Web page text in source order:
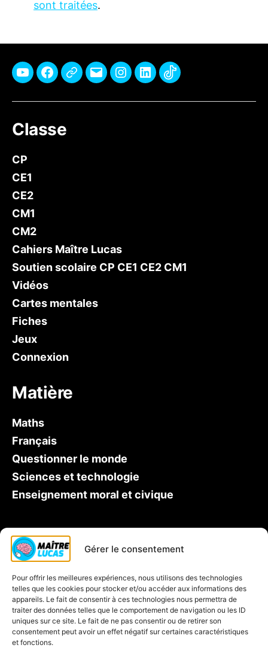
Gérer le consentement
Pour offrir les meilleures expériences, nous utilisons des technologies
telles que les cookies pour stocker et/ou accéder aux informations des
appareils. Le fait de consentir à ces technologies nous permettra de
traiter des données telles que le comportement de navigation ou les ID
uniques sur ce site. Le fait de ne pas consentir ou de retirer son
consentement peut avoir un effet négatif sur certaines caractéristiques
et fonctions.
sont traitées.
YoutubeFacebook
Pinterest
E-
Instagram
LinkedinTikTok
Classe
CP
CE1
CE2
CM1
CM2
Cahiers Maître Lucas
Soutien scolaire CP CE1 CE2 CM1
Vidéos
Cartes mentales
Fiches
Jeux
Connexion
Matière
Maths
Français
Questionner le monde
Sciences et technologie
Enseignement moral et civique
Qui est Maître Lucas ?
Soutien scolaire CP
Contactez-nous
Inscription à la newsletter
Blog
Jeux éducatifs